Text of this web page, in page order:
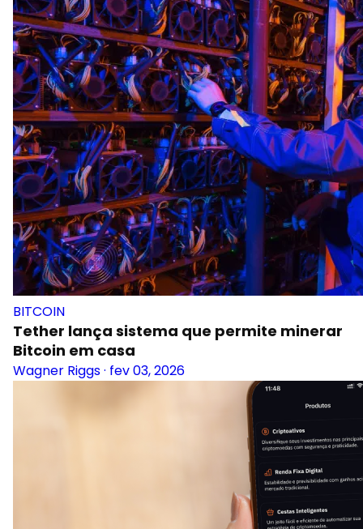
BITCOIN
Tether lança sistema que permite minerar
Bitcoin em casa
Wagner Riggs· fev 03, 2026